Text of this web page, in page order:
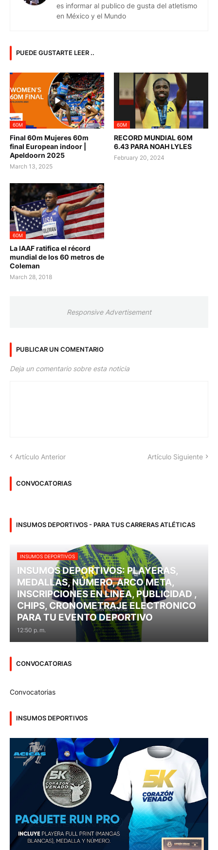
es informar al publico de gusta del atletismo
en México y el Mundo
PUEDE GUSTARTE LEER ..
60M
Final 60m Mujeres 60m
final European indoor |
Apeldoorn 2025
March 13, 2025
60M
RECORD MUNDIAL 60M
6.43 PARA NOAH LYLES
February 20, 2024
60M
La IAAF ratifica el récord
mundial de los 60 metros de
Coleman
March 28, 2018
Responsive Advertisement
PUBLICAR UN COMENTARIO
Deja un comentario sobre esta noticia
Artículo Anterior Artículo Siguiente
CONVOCATORIAS
INSUMOS DEPORTIVOS - PARA TUS CARRERAS ATLÉTICAS
INSUMOS DEPORTIVOS
INSUMOS DEPORTIVOS: PLAYERAS,
MEDALLAS, NÚMERO, ARCO META,
INSCRIPCIONES EN LINEA, PUBLICIDAD ,
CHIPS, CRONOMETRAJE ELECTRONICO
PARA TU EVENTO DEPORTIVO
12:50 p. m.
CONVOCATORIAS
Convocatorias
INSUMOS DEPORTIVOS